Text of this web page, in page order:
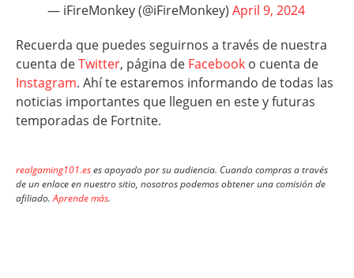
— iFireMonkey (@iFireMonkey) April 9, 2024
Recuerda que puedes seguirnos a través de nuestra
cuenta deTwitter, página de Facebook o cuenta de
Instagram. Ahí te estaremos informando de todas las
noticias importantes que lleguen en este y futuras
temporadas de Fortnite.
realgaming101.eses apoyado por su audiencia. Cuando compras a través
de un enlace en nuestro sitio, nosotros podemos obtener una comisión de
afiliado.Aprende más.